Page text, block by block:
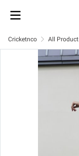
Cricketnco All Product